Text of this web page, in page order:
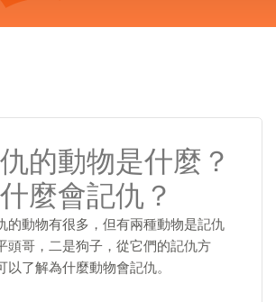
的動物是什麼？
麼會記仇？
的動物有很多，但有兩種動物是記仇
頭哥，二是狗子，從它們的記仇方
以了解為什麼動物會記仇。